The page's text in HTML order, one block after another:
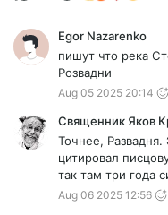
Egor Nazarenko
пишут что река
Розвадни
Aug 05 2025 20:14
Священник Яков
Точнее,
цитировал
так там три года
Aug 06 2025 12:56